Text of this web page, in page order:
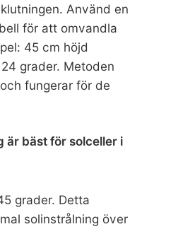
Använd en
för att omvandla
45 cm höjd
grader. Metoden
fungerar för de
är bäst för solceller i
grader. Detta
solinstrålning över